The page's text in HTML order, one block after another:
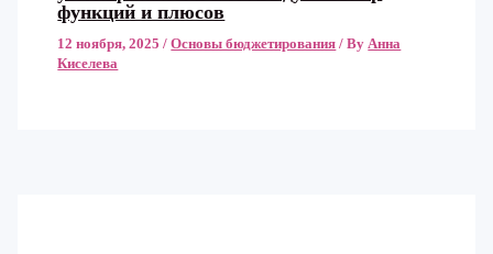
функций и плюсов
12 ноября, 2025/Основы бюджетирования / ByАнна
Киселева